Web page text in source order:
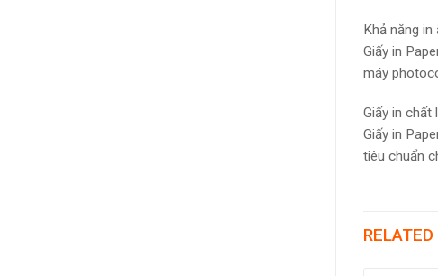
Khả năng in
Giấy in
máy
Giấy in chất
Giấy in
tiêu chuẩn